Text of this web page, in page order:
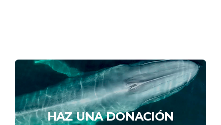
HAZ UNA DONACIÓN